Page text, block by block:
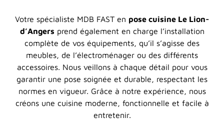
Votre spécialiste MDB FAST en pose cuisine Le Lion-
d’Angers prend également en charge l’installation
complète de vos équipements, qu’il s’agisse des
meubles, de l’électroménager ou des différents
accessoires. Nous veillons à chaque détail pour vous
garantir une pose soignée et durable, respectant les
normes en vigueur. Grâce à notre expérience, nous
créons une cuisine moderne, fonctionnelle et facile à
entretenir.